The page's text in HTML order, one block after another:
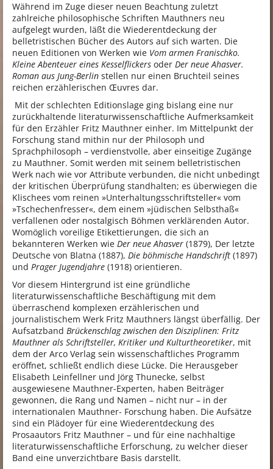
Während im Zuge dieser neuen Beachtung zuletzt
zahlreiche philosophische Schriften Mauthners neu
aufgelegt wurden, läßt die Wiederentdeckung der
belletristischen Bücher des Autors auf sich warten. Die
neuen Editionen von Werken wie Vom armen Franischko.
Kleine Abenteuer eines Kesselflickers oder Der neue Ahasver.
Roman aus Jung-Berlin stellen nur einen Bruchteil seines
reichen erzählerischen Œuvres dar.
Mit der schlechten Editionslage ging bislang eine nur
zurückhaltende literaturwissenschaftliche Aufmerksamkeit
für den Erzähler Fritz Mauthner einher. Im Mittelpunkt der
Forschung stand mithin nur der Philosoph und
Sprachphilosoph – verdienstvolle, aber einseitige Zugänge
zu Mauthner. Somit werden mit seinem belletristischen
Werk nach wie vor Attribute verbunden, die nicht unbedingt
der kritischen Überprüfung standhalten; es überwiegen die
Klischees vom reinen »Unterhaltungsschriftsteller« vom
»Tschechenfresser«, dem einem »jüdischen Selbsthaß«
verfallenen oder nostalgisch Böhmen verklärenden Autor.
Womöglich voreilige Etikettierungen, die sich an
bekannteren Werken wie Der neue Ahasver (1879), Der letzte
Deutsche von Blatna (1887), Die böhmische Handschrift (1897)
und Prager Jugendjahre (1918) orientieren.
Vor diesem Hintergrund ist eine gründliche
literaturwissenschaftliche Beschäftigung mit dem
überraschend komplexen erzählerischen und
journalistischem Werk Fritz Mauthners längst überfällig. Der
Aufsatzband Brückenschlag zwischen den Disziplinen: Fritz
Mauthner als Schriftsteller, Kritiker und Kulturtheoretiker, mit
dem der Arco Verlag sein wissenschaftliches Programm
eröffnet, schließt endlich diese Lücke. Die Herausgeber
Elisabeth Leinfellner und Jörg Thunecke, selbst
ausgewiesene Mauthner-Experten, haben Beiträger
gewonnen, die Rang und Namen – nicht nur – in der
internationalen Mauthner- Forschung haben. Die Aufsätze
sind ein Plädoyer für eine Wiederentdeckung des
Prosaautors Fritz Mauthner – und für eine nachhaltige
literaturwissenschaftliche Erforschung, zu welcher dieser
Band eine unverzichtbare Basis darstellt.